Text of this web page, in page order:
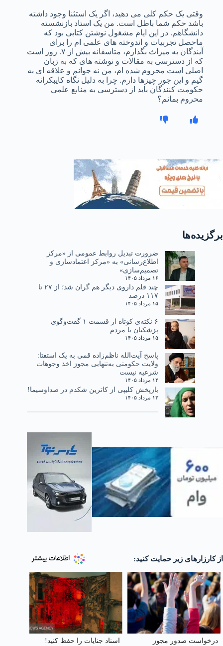
وقتی یک حکم کلی می دهید، اگر یک استثنا وجود داشته
باشد حکم شما باطل است. من یک استاد بازنشسته
دانشگاهم. در این ایام مشغول نوشتن کتابی بود که
ماحصل تجربیات و اندوخته های علمی ام را برای
آیندگان به میراث بگذارم، متاسفانه بیش از ۷. روز است
که از دسترسی به مقالات و نوشته های که به زبان
اصلی است محروم شده ام، من نه جوانم و علاقه ای به
گیم و این جور چیزها دارم. چرا به دلیل نگاه کایبکرانه
حکومت کنندگان باید از دسترسی به منابع علمی
محروم بمانم؟
برگزیده‌ها
ضرورت تبدیل روابط عمومی از «مرکز
اطلاع‌رسانی» به «مرکز اعتمادسازی و
تصمیم‌سازی»
۱۶ مرداد ۱۴۰۵
چند قلم داروی دیگر هم گران شد؛ از ۲۷ تا
۱۱۷ درصد
۱۵ مرداد ۱۴۰۵
۶ نکته‌ی کوتاه از قسمت ۱ گفت‌وگوی
پزشکیان با مردم
۱۵ مرداد ۱۴۰۵
پاسخ آیت‌الله ناظم‌زاده قمی به یک استفتا:
ولایت حکومتی به‌تنهایی مجوز اخذ وجوهات
شرعیه نیست
۱۴ مرداد ۱۴۰۵
بازپخش کلیپی از کاترین شکدم در صداوسیما!
۱۳ مرداد ۱۴۰۵
از کارزارهای زیر حمایت کنید:
درخواست صدور مجوز
اسناد جنایات را حفظ کنید!